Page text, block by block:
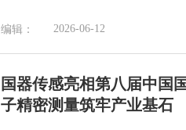
编辑： 2026-06-12
国器传感亮相第八届中国
子精密测量筑牢产业基石